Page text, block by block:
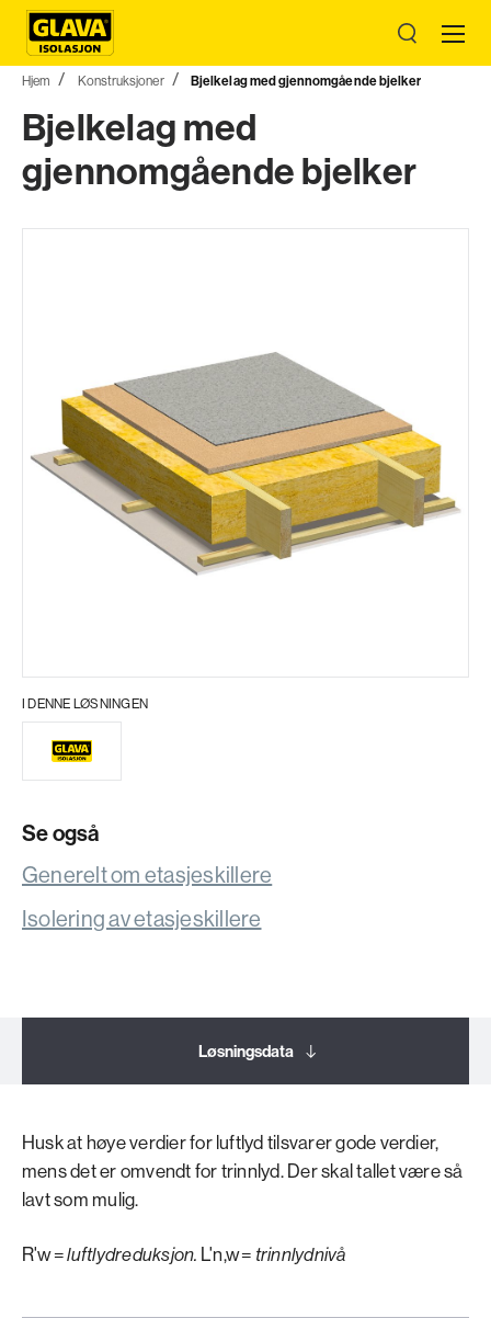
Hjem Konstruksjoner Bjelkelag med gjennomgående bjelker
Bjelkelag med
gjennomgående bjelker
I DENNE LØSNINGEN
Se også
Generelt om etasjeskillere
Isolering av etasjeskillere
Løsningsdata
Produkter
Husk at høye verdier for luftlyd tilsvarer gode verdier,
mens det er omvendt for trinnlyd. Der skal tallet være så
lavt som mulig.
R'w =luftlydreduksjon. L'n,w = trinnlydnivå